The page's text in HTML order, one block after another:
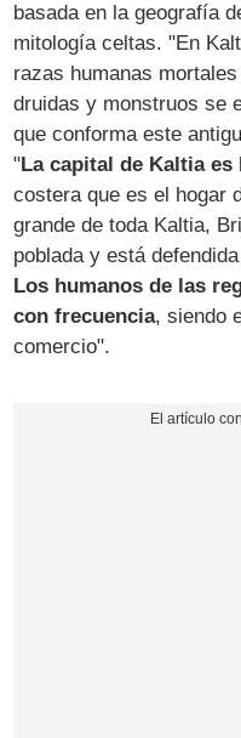
basada en la geografía
mitología celtas. "En
razas humanas
druidas y monstruos se
que conforma este
"La capital de Kaltia
costera que es el hogar
grande de toda Kaltia,
poblada y está
Los humanos de las
con frecuencia, siendo
comercio".